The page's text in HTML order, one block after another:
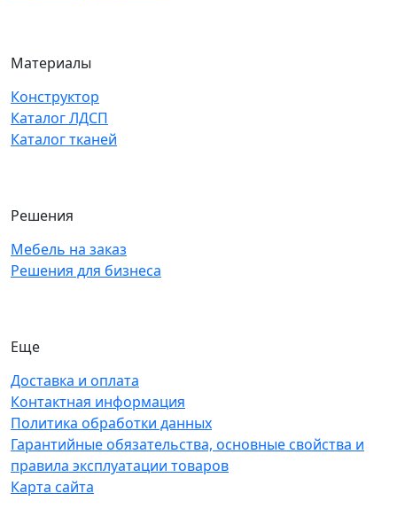
Материалы
Конструктор
Каталог ЛДСП
Каталог тканей
Решения
Мебель на заказ
Решения для бизнеса
Еще
Доставка и оплата
Контактная информация
Политика обработки данных
Гарантийные обязательства, основные свойства и
правила эксплуатации товаров
Карта сайта